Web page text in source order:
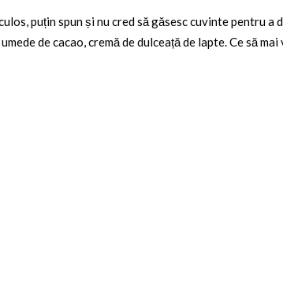
puțin spun și nu cred să găsesc cuvinte pentru
de cacao, cremă de dulceață de lapte. Ce să